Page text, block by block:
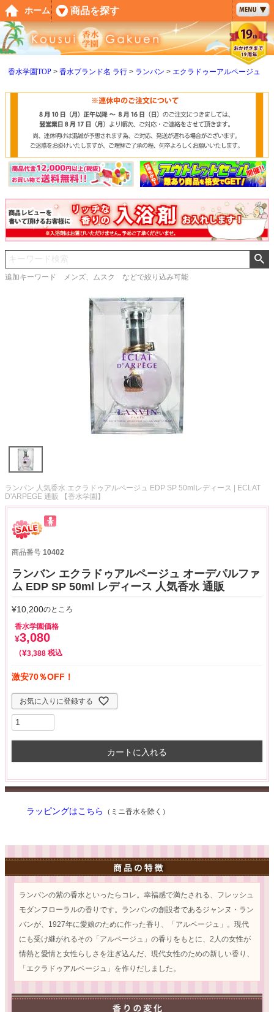
香水学園TOP 香水ブランド名 ラ行 ランバン エクラドゥーアルページュ
追加キーワード メンズ、ムスク などで絞り込み可能
ランバン 人気香水 エクラドゥアルページュ EDP SP 50mlレディース | ECLAT
D'ARPEGE 通販 【香水学園】
商品番号 10402
ランバン エクラドゥアルページュ オーデパルファ
ム EDP SP 50ml レディース 人気香水 通販
¥10,200のところ
香水学園価格
¥3,080
¥3,388 税込
激安70％OFF！
お気に入りに登録する
カートに入れる
ラッピングはこちら （ミニ香水を除く）
ランバンの紫の香水といったらコレ。幸福感で満たされる、フレッシュ
モダンフローラルの香りです。ランバンの創設者であるジャンヌ・ラン
バンが、1927年に愛娘のために作った香り、「アルページュ」。現代
にも受け継がれるその「アルページュ」の香りをもとに、2人の女性が
情熱と愛情と女性らしさを注ぎ込んだ、現代女性のための新しい香り、
「エクラドゥアルページュ」を作りだしました。
ペー
ジト
ップ
へ
ホーム 商品を探す